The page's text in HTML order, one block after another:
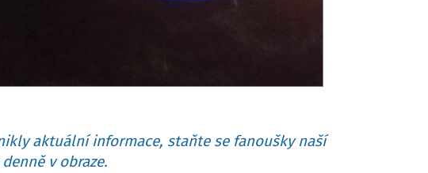
aktuální informace, staňte se fanoušky naší
v obraze.